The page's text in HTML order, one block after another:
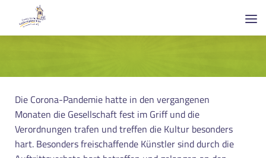
Die Corona-Pandemie hatte in den vergangenen
Monaten die Gesellschaft fest im Griff und die
Verordnungen trafen und treffen die Kultur besonders
hart. Besonders freischaffende Künstler sind durch die